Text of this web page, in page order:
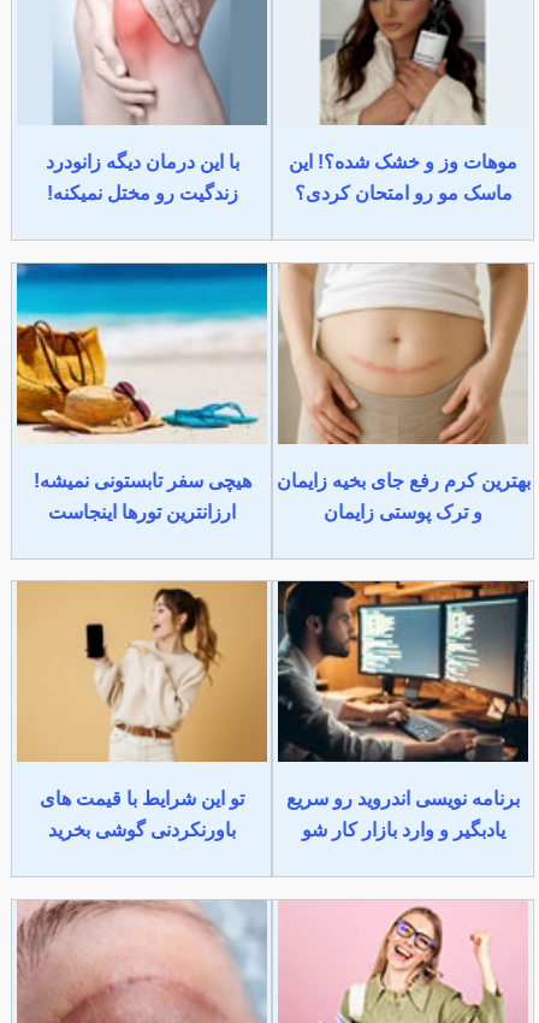
موهات وز و خشک شده؟! این
ماسک مو رو امتحان کردی؟
با این درمان دیگه زانودرد
زندگیت رو مختل نمیکنه!
بهترین کرم رفع جای بخیه زایمان
و ترک پوستی زایمان
هیچی سفر تابستونی نمیشه!
ارزانترین تورها اینجاست
برنامه نویسی اندروید رو سریع
یادبگیر و وارد بازار کار شو
تو این شرایط با قیمت های
باورنکردنی گوشی بخرید